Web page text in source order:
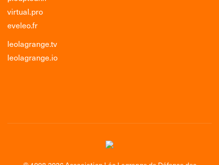
virtual.pro
eveleo.fr
leolagrange.tv
leolagrange.io